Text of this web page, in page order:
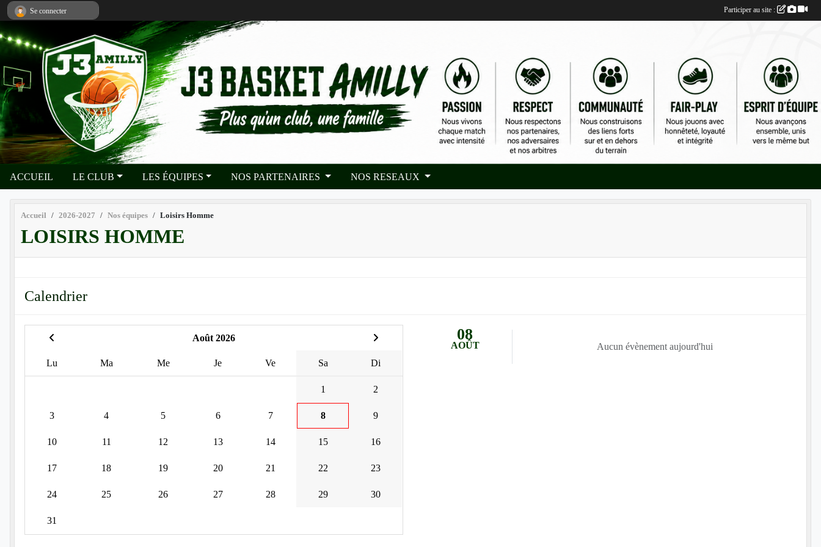
ACCUEIL LE CLUB LES ÉQUIPES NOS PARTENAIRES NOS RESEAUX
Accueil 2026-2027 Nos équipes Loisirs Homme
LOISIRS HOMME
Calendrier
Août 2026
Lu Ma Me Je Ve Sa Di
1 2
3 4 5 6 7 8 9
10 11 12 13 14 15 16
17 18 19 20 21 22 23
24 25 26 27 28 29 30
31
08
AOÛT Aucun évènement aujourd'hui
Se connecter Participer au site :
Panneau de gestion des cookies